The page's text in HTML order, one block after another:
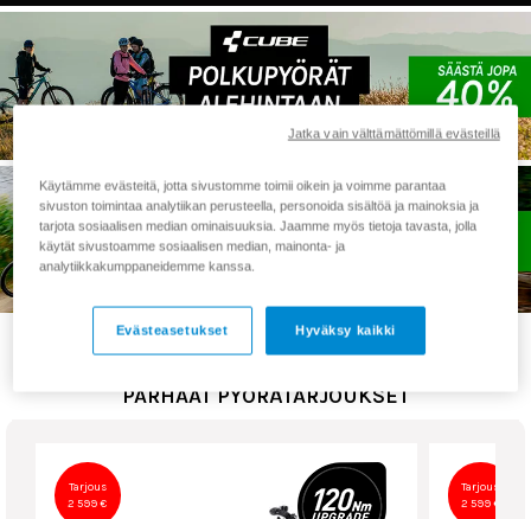
PARHAAT PYÖRÄTARJOUKSET
Tarjous
2 599 €
Tarjous
2 599 €
Käytämme evästeitä, jotta sivustomme toimii oikein ja voimme parantaa
sivuston toimintaa analytiikan perusteella, personoida sisältöä ja mainoksia ja
tarjota sosiaalisen median ominaisuuksia. Jaamme myös tietoja tavasta, jolla
käytät sivustoamme sosiaalisen median, mainonta- ja
analytiikkakumppaneidemme kanssa.
Hyväksy kaikki
Evästeasetukset
Jatka vain välttämättömillä evästeillä